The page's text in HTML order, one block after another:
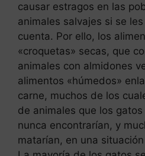
causar estragos en las
animales salvajes si se
cuenta. Por ello, los
«croquetas» secas, que
animales con almidones
alimentos «húmedos»
carne, muchos de los
de animales que los
nunca encontrarían, y
matarían, en una